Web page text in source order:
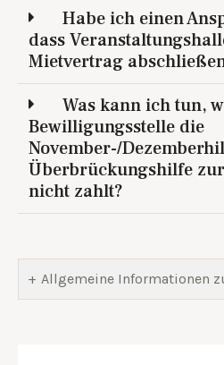
Habe ich einen
dass
Mietvertrag
Was kann ich tun,
Bewilligungsstelle die
November-/
Überbrückungshilfe
nicht zahlt?
Allgemeine Informationen